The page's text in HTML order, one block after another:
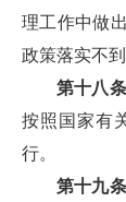
理工作中做
政策落实不
第十八条
按照国家有
行。
第十九条